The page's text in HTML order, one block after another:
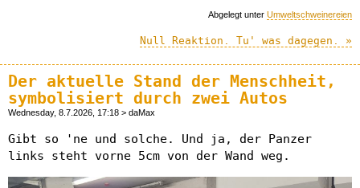
Abgelegt unter Umweltschweinereien
Null Reaktion. Tu' was dagegen. »
Der aktuelle Stand der Menschheit,
symbolisiert durch zwei Autos
Wednesday, 8.7.2026, 17:18 > daMax
Gibt so 'ne und solche. Und ja, der Panzer
links steht vorne 5cm von der Wand weg.